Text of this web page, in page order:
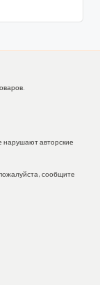
авторские
сообщите